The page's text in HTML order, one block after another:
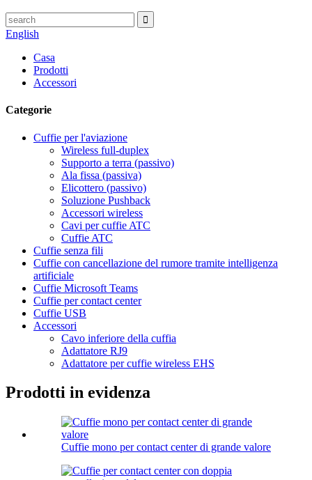
English
Casa
Prodotti
Accessori
Categorie
Cuffie per l'aviazione
Wireless full-duplex
Supporto a terra (passivo)
Ala fissa (passiva)
Elicottero (passivo)
Soluzione Pushback
Accessori wireless
Cavi per cuffie ATC
Cuffie ATC
Cuffie senza fili
Cuffie con cancellazione del rumore tramite intelligenza
artificiale
Cuffie Microsoft Teams
Cuffie per contact center
Cuffie USB
Accessori
Cavo inferiore della cuffia
Adattatore RJ9
Adattatore per cuffie wireless EHS
Prodotti in evidenza
Cuffie mono per contact center di grande valore